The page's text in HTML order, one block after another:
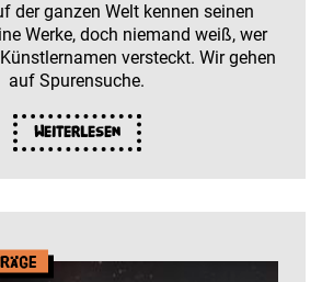
der ganzen Welt kennen seinen
Werke, doch niemand weiß, wer
versteckt. Wir gehen
auf Spurensuche.
Weiterlesen